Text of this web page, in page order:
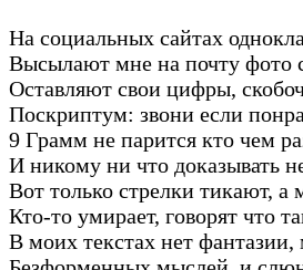
На социальных сайтах
Высылают мне на почту фото
Оставляют свои цифры,
Поскриптум: звони если
9 Грамм не парится кто чем
И никому ни что доказывать
Вот только стрелки тикают, а
Кто-то умирает, говорят что
В моих текстах нет фантазии,